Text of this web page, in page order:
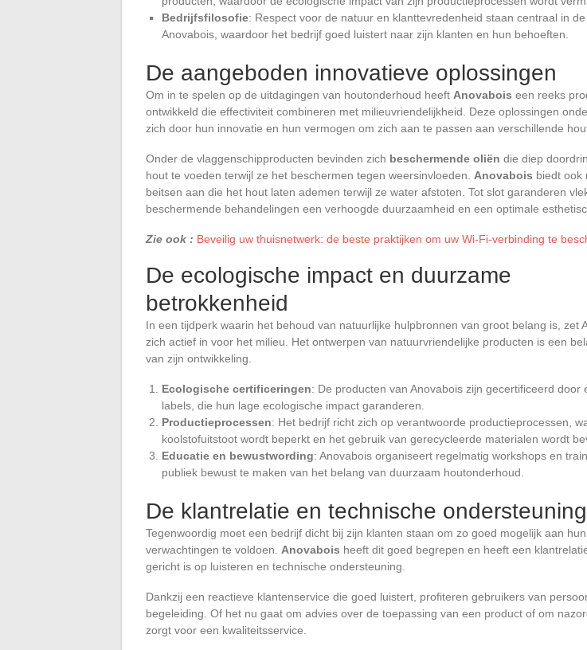
Bedrijfsfilosofie: Respect voor de natuur en klanttevredenheid staan centraal in
Anovabois, waardoor het bedrijf goed luistert naar zijn klanten en hun behoeften.
De aangeboden innovatieve oplossingen
Om in te spelen op de uitdagingen van houtonderhoud heeft Anovabois een reeks
ontwikkeld die effectiviteit combineren met milieuvriendelijkheid. Deze oplossingen
zich door hun innovatie en hun vermogen om zich aan te passen aan verschillende
Onder de vlaggenschipproducten bevinden zich beschermende oliën die diep
hout te voeden terwijl ze het beschermen tegen weersinvloeden. Anovabois biedt ook
beitsen aan die het hout laten ademen terwijl ze water afstoten. Tot slot garanderen
beschermende behandelingen een verhoogde duurzaamheid en een optimale
Zie ook : Beveilig uw thuisnetwerk: de beste praktijken om uw Wi-Fi-verbinding te
De ecologische impact en duurzame
betrokkenheid
In een tijdperk waarin het behoud van natuurlijke hulpbronnen van groot belang is, zet
zich actief in voor het milieu. Het ontwerpen van natuurvriendelijke producten is een
van zijn ontwikkeling.
Ecologische certificeringen: De producten van Anovabois zijn gecertificeerd door
labels, die hun lage ecologische impact garanderen.
Productieprocessen: Het bedrijf richt zich op verantwoorde productieprocessen,
koolstofuitstoot wordt beperkt en het gebruik van gerecycleerde materialen wordt
Educatie en bewustwording: Anovabois organiseert regelmatig workshops en
publiek bewust te maken van het belang van duurzaam houtonderhoud.
De klantrelatie en technische ondersteuning
Tegenwoordig moet een bedrijf dicht bij zijn klanten staan om zo goed mogelijk aan hun
verwachtingen te voldoen. Anovabois heeft dit goed begrepen en heeft een
gericht is op luisteren en technische ondersteuning.
Dankzij een reactieve klantenservice die goed luistert, profiteren gebruikers van
begeleiding. Of het nu gaat om advies over de toepassing van een product of om
zorgt voor een kwaliteitsservice.